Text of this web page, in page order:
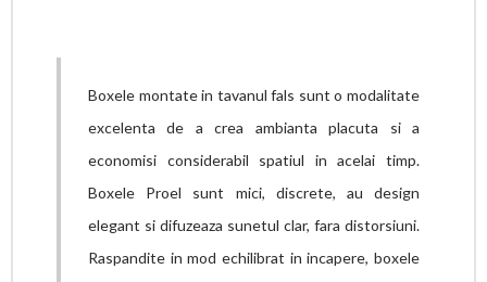
Boxele montate in tavanul fals sunt o modalitate
excelenta de a crea ambianta placuta si a
economisi considerabil spatiul in acelai timp.
Boxele Proel sunt mici, discrete, au design
elegant si difuzeaza sunetul clar, fara distorsiuni.
Raspandite in mod echilibrat in incapere, boxele